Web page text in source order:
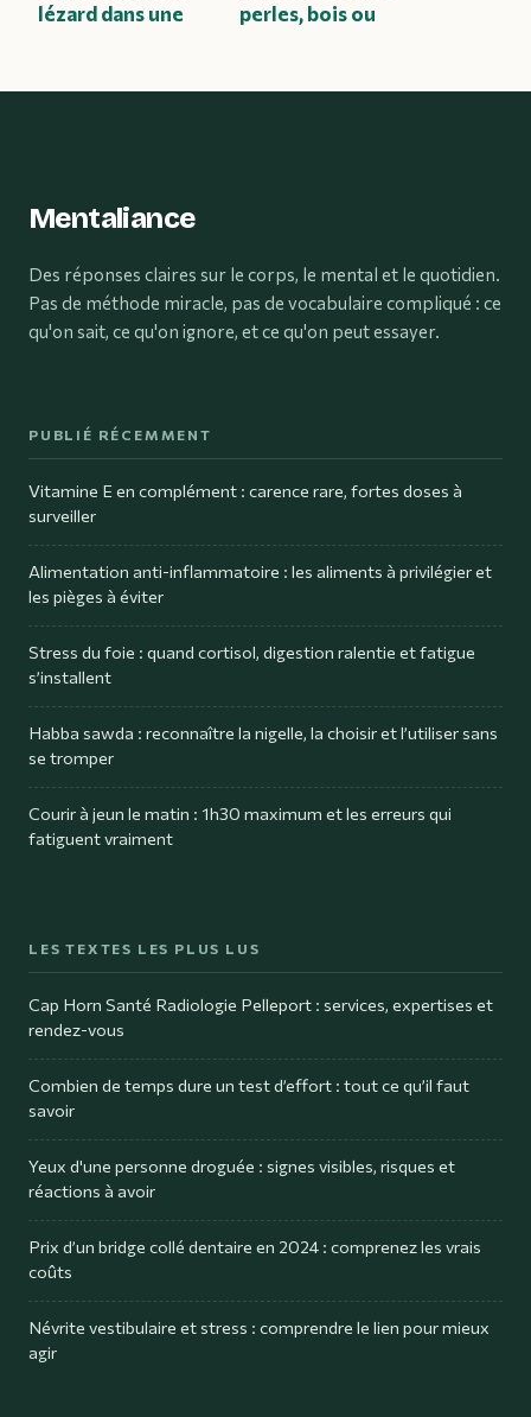
lézard dans une
l’interpréter
perles, bois ou
compagnon idéal
Mentaliance
Des réponses claires sur le corps, le mental et le quotidien.
Pas de méthode miracle, pas de vocabulaire compliqué : ce
qu'on sait, ce qu'on ignore, et ce qu'on peut essayer.
PUBLIÉ RÉCEMMENT
Vitamine E en complément : carence rare, fortes doses à
surveiller
Alimentation anti-inflammatoire : les aliments à privilégier et
les pièges à éviter
Stress du foie : quand cortisol, digestion ralentie et fatigue
s’installent
Habba sawda : reconnaître la nigelle, la choisir et l’utiliser sans
se tromper
Courir à jeun le matin : 1h30 maximum et les erreurs qui
fatiguent vraiment
LES TEXTES LES PLUS LUS
Cap Horn Santé Radiologie Pelleport : services, expertises et
rendez-vous
Combien de temps dure un test d’effort : tout ce qu’il faut
savoir
Yeux d'une personne droguée : signes visibles, risques et
réactions à avoir
Prix d’un bridge collé dentaire en 2024 : comprenez les vrais
coûts
Névrite vestibulaire et stress : comprendre le lien pour mieux
agir